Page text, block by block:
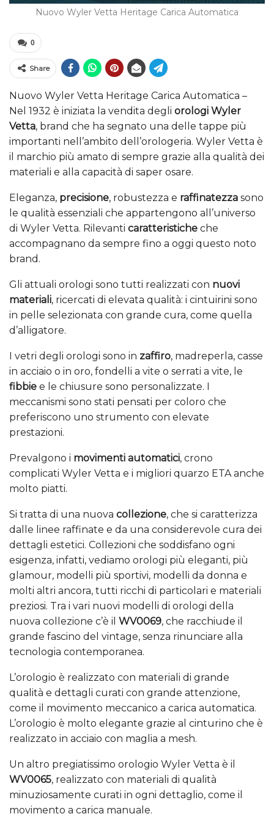
Nuovo Wyler Vetta Heritage Carica Automatica
0
Share
Nuovo Wyler Vetta Heritage Carica Automatica –
Nel 1932 è iniziata la vendita degli orologi Wyler
Vetta, brand che ha segnato una delle tappe più
importanti nell’ambito dell’orologeria. Wyler Vetta è
il marchio più amato di sempre grazie alla qualità dei
materiali e alla capacità di saper osare.
Eleganza, precisione, robustezza e raffinatezza sono
le qualità essenziali che appartengono all’universo
di Wyler Vetta. Rilevanti caratteristiche che
accompagnano da sempre fino a oggi questo noto
brand.
Gli attuali orologi sono tutti realizzati con nuovi
materiali, ricercati di elevata qualità: i cintuirini sono
in pelle selezionata con grande cura, come quella
d’alligatore.
I vetri degli orologi sono in zaffiro, madreperla, casse
in acciaio o in oro, fondelli a vite o serrati a vite, le
fibbie e le chiusure sono personalizzate. I
meccanismi sono stati pensati per coloro che
preferiscono uno strumento con elevate
prestazioni.
Prevalgono i movimenti automatici, crono
complicati Wyler Vetta e i migliori quarzo ETA anche
molto piatti.
Si tratta di una nuova collezione, che si caratterizza
dalle linee raffinate e da una considerevole cura dei
dettagli estetici. Collezioni che soddisfano ogni
esigenza, infatti, vediamo orologi più eleganti, più
glamour, modelli più sportivi, modelli da donna e
molti altri ancora, tutti ricchi di particolari e materiali
preziosi. Tra i vari nuovi modelli di orologi della
nuova collezione c’è il WV0069, che racchiude il
grande fascino del vintage, senza rinunciare alla
tecnologia contemporanea.
L’orologio è realizzato con materiali di grande
qualità e dettagli curati con grande attenzione,
come il movimento meccanico a carica automatica.
L’orologio è molto elegante grazie al cinturino che è
realizzato in acciaio con maglia a mesh.
Un altro pregiatissimo orologio Wyler Vetta è il
WV0065, realizzato con materiali di qualità
minuziosamente curati in ogni dettaglio, come il
movimento a carica manuale.